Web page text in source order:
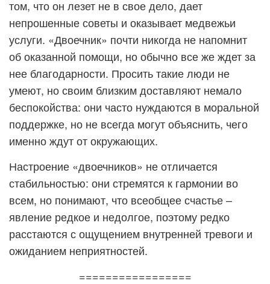
том, что он лезет не в свое дело, дает
непрошенные советы и оказывает медвежьи
услуги. «Двоечник» почти никогда не напомнит
об оказанной помощи, но обычно все же ждет за
нее благодарности. Просить такие люди не
умеют, но своим близким доставляют немало
беспокойства: они часто нуждаются в моральной
поддержке, но не всегда могут объяснить, чего
именно ждут от окружающих.
Настроение «двоечников» не отличается
стабильностью: они стремятся к гармонии во
всем, но понимают, что всеобщее счастье –
явление редкое и недолгое, поэтому редко
расстаются с ощущением внутренней тревоги и
ожиданием неприятностей.
=================